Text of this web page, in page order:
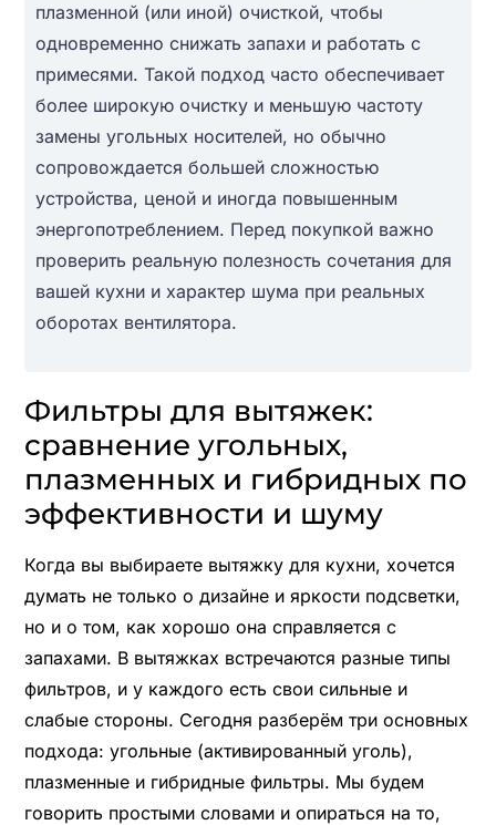
плазменной (или иной) очисткой, чтобы
одновременно снижать запахи и работать с
примесями. Такой подход часто обеспечивает
более широкую очистку и меньшую частоту
замены угольных носителей, но обычно
сопровождается большей сложностью
устройства, ценой и иногда повышенным
энергопотреблением. Перед покупкой важно
проверить реальную полезность сочетания для
вашей кухни и характер шума при реальных
оборотах вентилятора.
Фильтры для вытяжек:
сравнение угольных,
плазменных и гибридных по
эффективности и шуму
Когда вы выбираете вытяжку для кухни, хочется
думать не только о дизайне и яркости подсветки,
но и о том, как хорошо она справляется с
запахами. В вытяжках встречаются разные типы
фильтров, и у каждого есть свои сильные и
слабые стороны. Сегодня разберём три основных
подхода: угольные (активированный уголь),
плазменные и гибридные фильтры. Мы будем
говорить простыми словами и опираться на то,